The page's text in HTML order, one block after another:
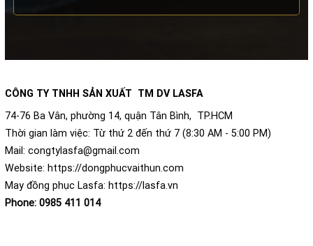
CÔNG TY TNHH SẢN XUẤT TM DV LASFA
74-76 Ba Vân, phường 14, quận Tân Bình, TP.HCM
Thời gian làm việc: Từ thứ 2 đến thứ 7 (8:30 AM - 5:00 PM)
Mail:congtylasfa@gmail.com
Website:https://dongphucvaithun.com
May đồng phục Lasfa:https://lasfa.vn
Phone:0985 411 014